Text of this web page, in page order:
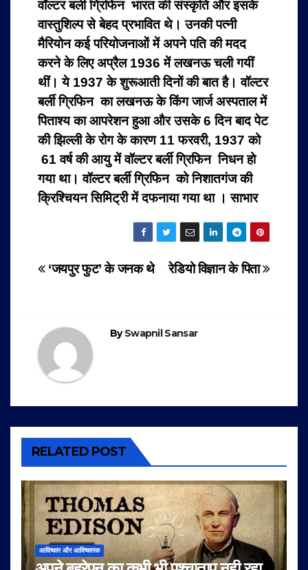
वॉल्टर बर्ली ग्रिफिन भारत की संस्कृति और इसके
वास्तुशिल्प से बेहद प्रभावित थे। उनकी पत्नी
मैरियोन कई परियोजनाओं में अपने पति की मदद
करने के लिए अप्रैल 1936 में लखनऊ चली गयीं
थीं। ये 1937 के शुरूआती दिनों की बात है। वॉल्टर
बर्ली ग्रिफिन का लखनऊ के किंग जार्ज अस्पताल में
पिताश्य का आपरेशन हुआ और उसके 6 दिन बाद पेट
की झिल्ली के रोग के कारण 11 फरवरी, 1937 को
61 वर्ष की आयु में वॉल्टर बर्ली ग्रिफिन निधन हो
गया था। वॉल्टर बर्ली ग्रिफिन को निशातगंज की
क्रिश्चियन सिमिट्री में दफनाया गया था । साभार
Post
रेडियो विज्ञान के पिता
‘जयपुर फुट’ के जनक थे
BySwapnil Sansar
RELATED POST
आविष्कार और आविष्कारक